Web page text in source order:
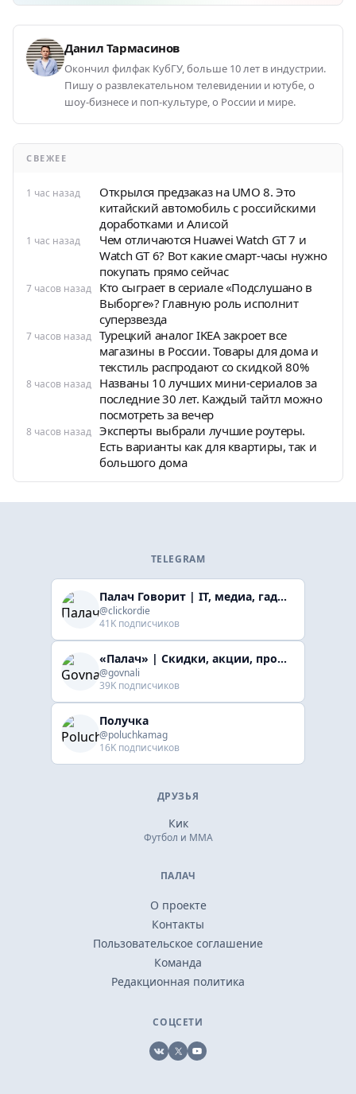
Данил Тармасинов
Окончил филфак КубГУ, больше 10 лет в индустрии.
Пишу о развлекательном телевидении и ютубе, о
шоу-бизнесе и поп-культуре, о России и мире.
СВЕЖЕЕ
1 час назад
Открылся предзаказ на UMO 8. Это
китайский автомобиль с российскими
доработками и Алисой
1 час назад
Чем отличаются Huawei Watch GT 7 и
Watch GT 6? Вот какие смарт-часы нужно
покупать прямо сейчас
7 часов назад
Кто сыграет в сериале «Подслушано в
Выборге»? Главную роль исполнит
суперзвезда
7 часов назад Турецкий аналог IKEA закроет все
магазины в России. Товары для дома и
текстиль распродают со скидкой 80%
8 часов назад
Названы 10 лучших мини-сериалов за
последние 30 лет. Каждый тайтл можно
посмотреть за вечер
8 часов назад Эксперты выбрали лучшие роутеры.
Есть варианты как для квартиры, так и
большого дома
TELEGRAM
Палач Говорит | IT, медиа, гaджеты, скидки
@clickordie
41K подписчиков
«Палач» | Скидки, акции, промокоды
@govnali
39K подписчиков
Получка
@poluchkamag
16K подписчиков
ДРУЗЬЯ
Кик
Футбол и ММА
ПАЛАЧ
О проекте
Контакты
Пользовательское соглашение
Команда
Редакционная политика
СОЦСЕТИ
VK X YouTube